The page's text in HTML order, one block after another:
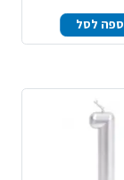
לסל